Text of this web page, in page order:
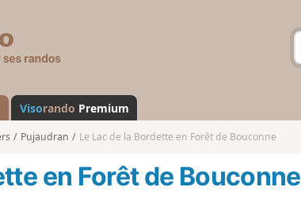
s
a
n
d
Visorando Premium
Pujaudran Le Lac de la Bordette en Forêt de Bouconne
en Forêt de Bouconne